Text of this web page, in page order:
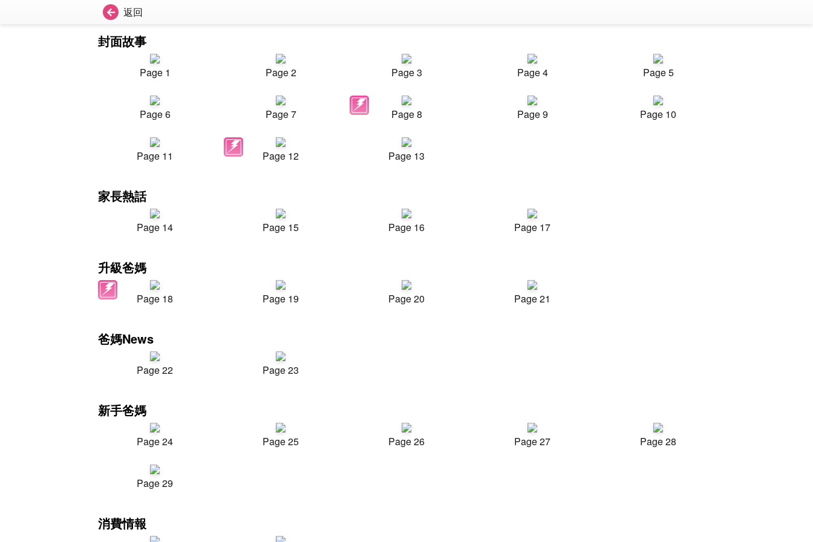
返回
封面故事
Page 1 Page 2 Page 3 Page 4 Page 5
Page 6 Page 7 Page 8 Page 9 Page 10
Page 11 Page 12 Page 13
家長熱話
Page 14 Page 15 Page 16 Page 17
升級爸媽
Page 18 Page 19 Page 20 Page 21
爸媽News
Page 22 Page 23
新手爸媽
Page 24 Page 25 Page 26 Page 27 Page 28
Page 29
消費情報